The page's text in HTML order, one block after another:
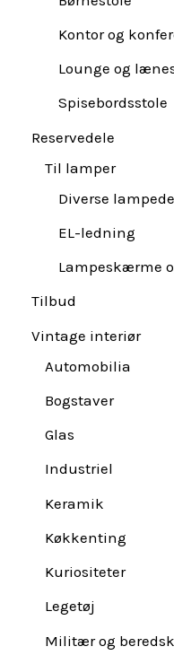
Kontor og
Lounge og
Spisebordsstole
Reservedele
Til lamper
Diverse
EL-ledning
Lampeskærme
Tilbud
Vintage interiør
Automobilia
Bogstaver
Glas
Industriel
Keramik
Køkkenting
Kuriositeter
Legetøj
Militær og